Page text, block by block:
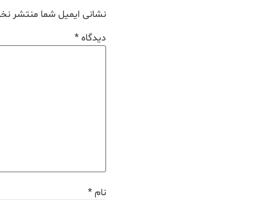
نشانی ایمیل شما منتشر
دیدگاه*
نام*